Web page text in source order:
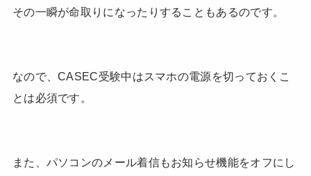
その一瞬が命取りになったりすることもあるのです。
なので、CASEC受験中はスマホの電源を切っておくこ
とは必須です。
また、パソコンのメール着信もお知らせ機能をオフにし